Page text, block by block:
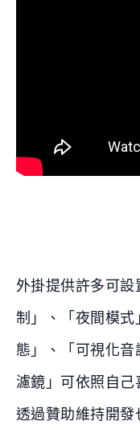
外掛提供許多可
制」、「夜間模
態」、「可視化音
濾鏡」可依照自
透過贊助維持開